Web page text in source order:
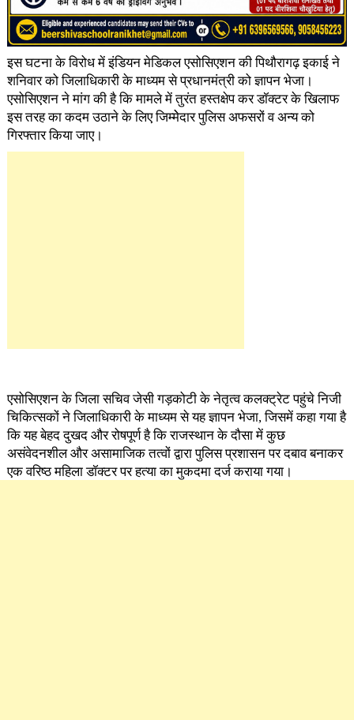
इस घटना के विरोध में इंडियन मेडिकल एसोसिएशन की पिथौरागढ़ इकाई ने
शनिवार को जिलाधिकारी के माध्यम से प्रधानमंत्री को ज्ञापन भेजा।
एसोसिएशन ने मांग की है कि मामले में तुरंत हस्तक्षेप कर डॉक्टर के खिलाफ
इस तरह का कदम उठाने के लिए जिम्मेेदार पुलिस अफसरों व अन्य को
गिरफ्तार किया जाए।
एसोसिएशन के जिला सचिव जेसी गड़कोटी के नेतृत्व कलक्ट्रेट पहुंचे निजी
चिकित्सकों ने जिलाधिकारी के माध्यम से यह ज्ञापन भेजा, जिसमें कहा गया है
कि यह बेहद दुखद और रोषपूर्ण है कि राजस्थान के दौसा में कुछ
असंवेदनशील और असामाजिक तत्वों द्वारा पुलिस प्रशासन पर दबाव बनाकर
एक वरिष्ठ महिला डॉक्टर पर हत्या का मुकदमा दर्ज कराया गया।